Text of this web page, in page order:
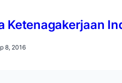
Ketenagakerjaan
8, 2016